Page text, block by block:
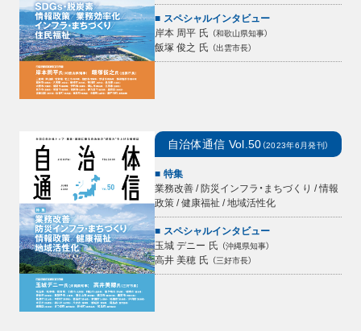
スペシャルインタビュー
岸本 周平 氏 （和歌山県知事）
飯塚 俊之 氏 （出雲市長）
自治体通信 Vol.50 （2023年6月発刊）
特集
業務改善 / 防災インフラ・まちづくり / 情報
政策 / 健康福祉 / 地域活性化
スペシャルインタビュー
玉城 デニー 氏 （沖縄県知事）
高井 美穂 氏 （三好市長）